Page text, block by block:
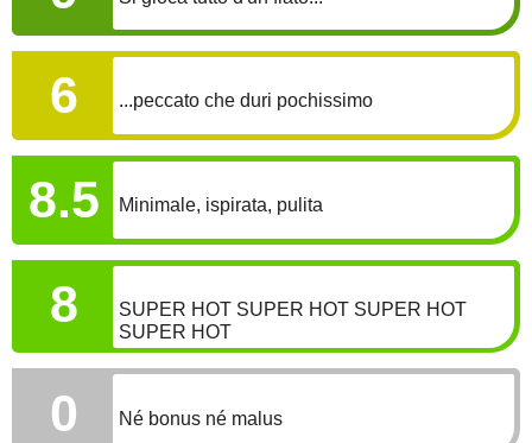
6 ...peccato che duri pochissimo
8.5 Minimale, ispirata, pulita
8
SUPER HOT SUPER HOT SUPER HOT
SUPER HOT
0 Né bonus né malus